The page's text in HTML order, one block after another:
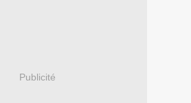
Publicité